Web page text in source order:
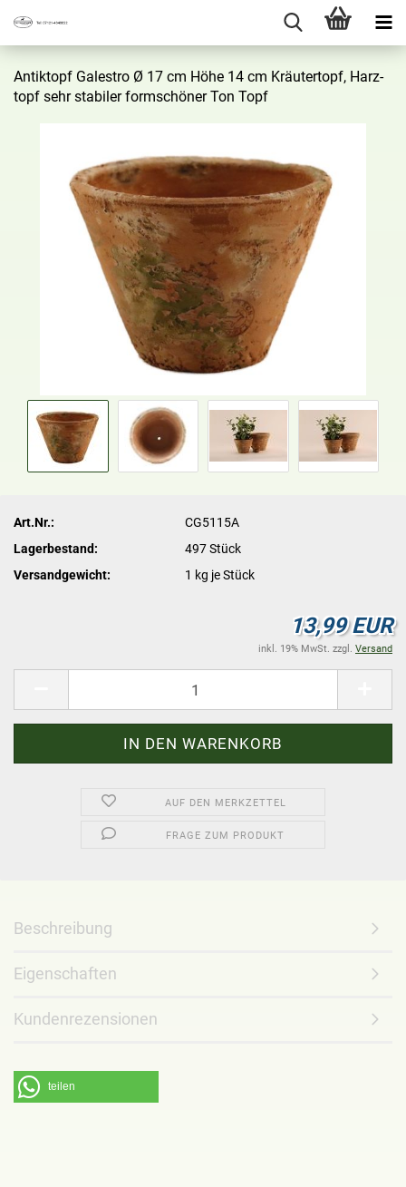
An­tik­topf Ga­les­tro Ø 17 cm Höhe 14 cm Kräu­ter­topf, Harz­
topf sehr sta­bi­ler form­schö­ner Ton Topf
Art.Nr.:
CG5115A
Lagerbestand:
497Stück
Versandgewicht:
1 kg je Stück
13,99 EUR
inkl. 19% MwSt. zzgl. Versand
AUF DEN MERKZETTEL
FRAGE ZUM PRODUKT
Beschreibung
Eigenschaften
Kundenrezensionen
teilen